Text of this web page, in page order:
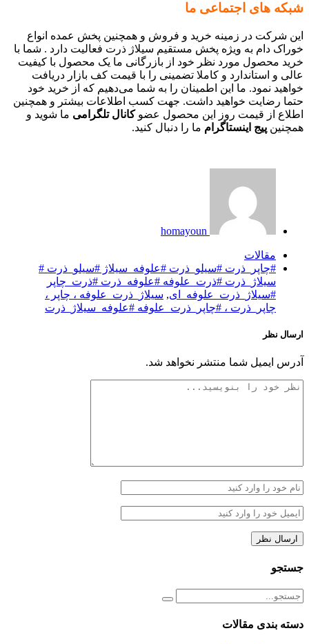
شبکه های اجتماعی ما
این شرکت در زمینه خرید و فروش و همچنین پخش عمده انواع
خوراک دام به ویژه پخش مستقیم سیلاژ ذرت فعالیت دارد . شما با
خرید محصول مورد نظر خود از بازرگانی ما یک محصول با کیفیت
عالی و استاندارد و کاملا تضمینی را با قیمت کف بازار دریافت
خواهید نمود. ما این اطمینان را به شما می‌دهیم که از خرید خود
حتما رضایت خواهید داشت. جهت کسب اطلاعات بیشتر و همچنین
اطلاع از قیمت روز این محصول عضوکانال تلگرامی ما شوید و
همچنین پیج اینستاگرام ما را دنبال کنید.
homayoun
مقالات
#چاپر_ذرت #سیلو_ذرت #علوفه_سیلاژ #سیلو_ذرت #
سیلاژ_ذرت #ذرت_علوفه #علوفه_ذرت #ذرت_چاپر
#سیلاژ_ذرت_علوفه_ای, سیلاژ_ذرت_علوفه ، چاپر ،
چاپر_ذرت ، #چاپر_ذرت_علوفه #علوفه_سیلاژ_ذرت
ارسال نظر
آدرس ایمیل شما منتشر نخواهد شد.
جستجو
دسته بندی مقالات